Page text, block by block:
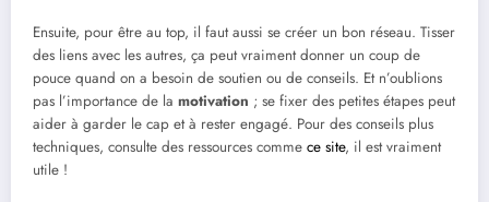
Ensuite, pour être au top, il faut aussi se créer un bon réseau. Tisser
des liens avec les autres, ça peut vraiment donner un coup de
pouce quand on a besoin de soutien ou de conseils. Et n’oublions
pas l’importance de la motivation ; se fixer des petites étapes peut
aider à garder le cap et à rester engagé. Pour des conseils plus
techniques, consulte des ressources comme ce site, il est vraiment
utile !